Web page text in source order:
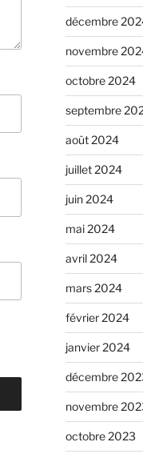
décembre
novembre
octobre 2024
septembre
août 2024
juillet 2024
juin 2024
mai 2024
avril 2024
mars 2024
février 2024
janvier 2024
décembre
novembre
octobre 2023